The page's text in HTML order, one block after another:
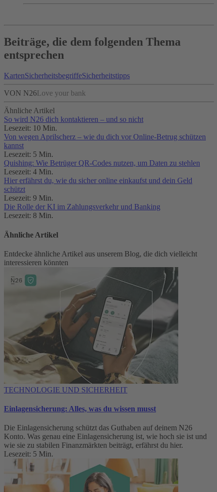
Beiträge, die dem folgenden Thema
entsprechen
KartenSicherheitsbegriffeSicherheitstipps
VON N26Love your bank
Ähnliche Artikel
So wird N26 dich kontaktieren – und so nicht
Lesezeit: 10 Min.
Von wegen Aprilscherz – wie du dich vor Online-Betrug schützen
kannst
Lesezeit: 5 Min.
Quishing: Wie Betrüger QR-Codes nutzen, um Daten zu stehlen
Lesezeit: 4 Min.
Hier erfährst du, wie du sicher online einkaufst und dein Geld
schützt
Lesezeit: 9 Min.
Die Rolle der KI im Zahlungsverkehr und Banking
Lesezeit: 8 Min.
Ähnliche Artikel
Entdecke ähnliche Artikel aus unserem Blog, die dich vielleicht
interessieren könnten
TECHNOLOGIE UND SICHERHEIT
Einlagensicherung: Alles, was du wissen musst
Die Einlagensicherung schützt das Guthaben auf deinem N26
Konto. Was genau eine Einlagensicherung ist, wie hoch sie ist und
wie sie zu stabilen Finanzmärkten beiträgt, erfährst du hier.
Lesezeit: 5 Min.